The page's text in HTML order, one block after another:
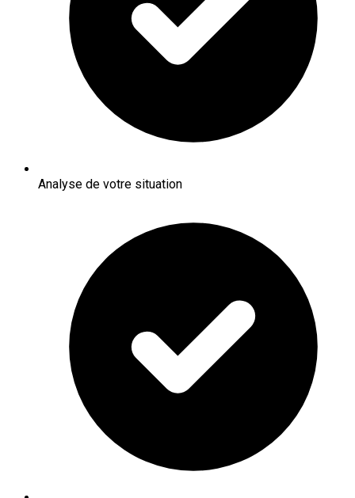
Analyse de votre situation